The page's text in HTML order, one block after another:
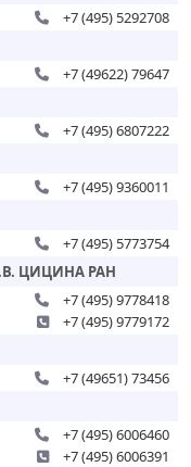
+7 (495) 5292708
+7 (49622) 79647
+7 (495) 6807222
+7 (495) 9360011
+7 (495) 5773754
ЦИЦИНА РАН
+7 (495) 9778418
+7 (495) 9779172
+7 (49651) 73456
+7 (495) 6006460
+7 (495) 6006391